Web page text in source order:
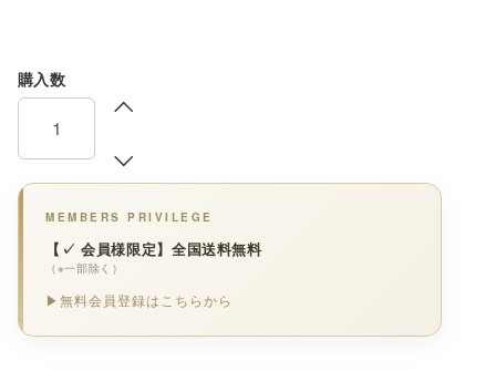
購入数
MEMBERS PRIVILEGE
【✓ 会員様限定】全国送料無料
（※一部除く）
▶無料会員登録はこちらから